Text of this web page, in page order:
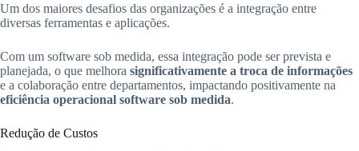
Um dos maiores desafios das organizações é a integração entre
diversas ferramentas e aplicações.
Com um software sob medida, essa integração pode ser prevista e
planejada, o que melhora significativamente a troca de informações
e a colaboração entre departamentos, impactando positivamente na
eficiência operacional software sob medida.
Redução de Custos